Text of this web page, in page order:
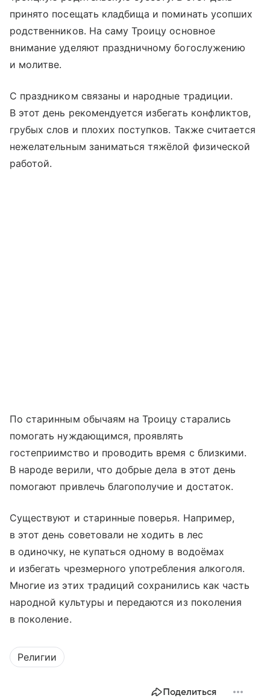
принято посещать кладбища и поминать усопших
родственников. На саму Троицу основное
внимание уделяют праздничному богослужению
и молитве.
С праздником связаны и народные традиции.
В этот день рекомендуется избегать конфликтов,
грубых слов и плохих поступков. Также считается
нежелательным заниматься тяжёлой физической
работой.
По старинным обычаям на Троицу старались
помогать нуждающимся, проявлять
гостеприимство и проводить время с близкими.
В народе верили, что добрые дела в этот день
помогают привлечь благополучие и достаток.
Существуют и старинные поверья. Например,
в этот день советовали не ходить в лес
в одиночку, не купаться одному в водоёмах
и избегать чрезмерного употребления алкоголя.
Многие из этих традиций сохранились как часть
народной культуры и передаются из поколения
в поколение.
Религии
Поделиться